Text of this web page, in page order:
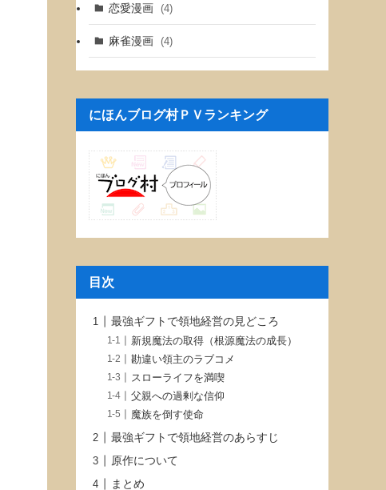
恋愛漫画 (4)
麻雀漫画 (4)
にほんブログ村ＰＶランキング
目次
最強ギフトで領地経営の見どころ
新規魔法の取得（根源魔法の成長）
勘違い領主のラブコメ
スローライフを満喫
父親への過剰な信仰
魔族を倒す使命
最強ギフトで領地経営のあらすじ
原作について
まとめ